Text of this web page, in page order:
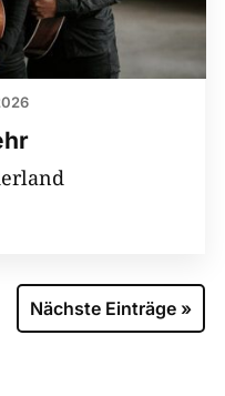
Nächste Einträge »